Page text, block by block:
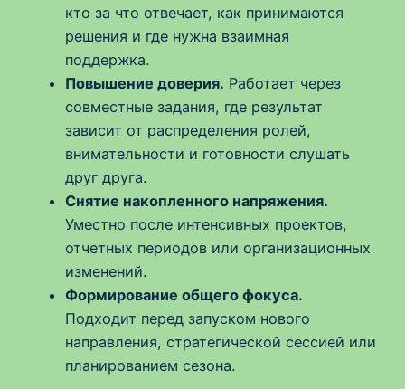
кто за что отвечает, как принимаются
решения и где нужна взаимная
поддержка.
Повышение доверия. Работает через
совместные задания, где результат
зависит от распределения ролей,
внимательности и готовности слушать
друг друга.
Снятие накопленного напряжения.
Уместно после интенсивных проектов,
отчетных периодов или организационных
изменений.
Формирование общего фокуса.
Подходит перед запуском нового
направления, стратегической сессией или
планированием сезона.